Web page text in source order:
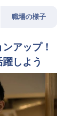
職場の様子
アップ！
しよう